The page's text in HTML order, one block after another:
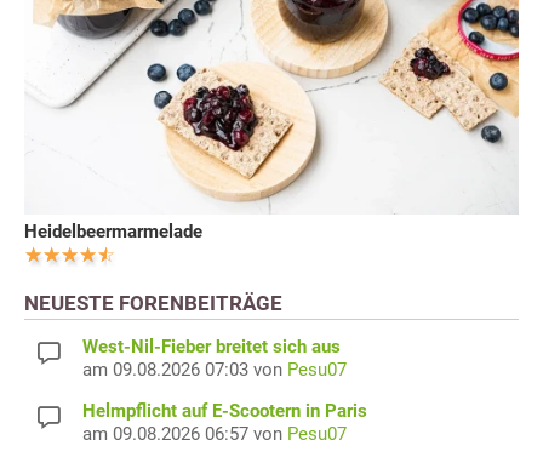
Heidelbeermarmelade
NEUESTE FORENBEITRÄGE
West-Nil-Fieber breitet sich aus
am 09.08.2026 07:03 von Pesu07
Helmpflicht auf E-Scootern in Paris
am 09.08.2026 06:57 von Pesu07